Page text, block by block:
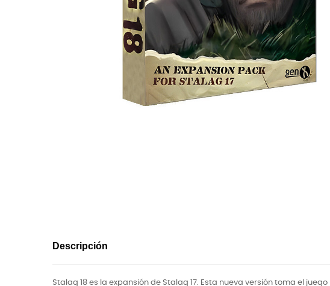
Descripción
Stalag 18 es la expansión de Stalag 17. Esta nueva versión toma el